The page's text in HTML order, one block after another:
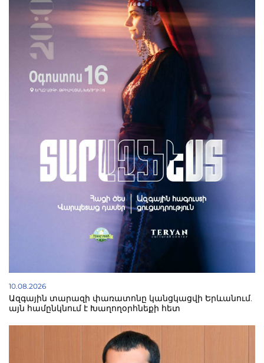
10.08.2026
Ազգային տարազի փառատոնը կանցկացվի Երևանում.
այն համընկնում է Խաղողօրհնեքի հետ